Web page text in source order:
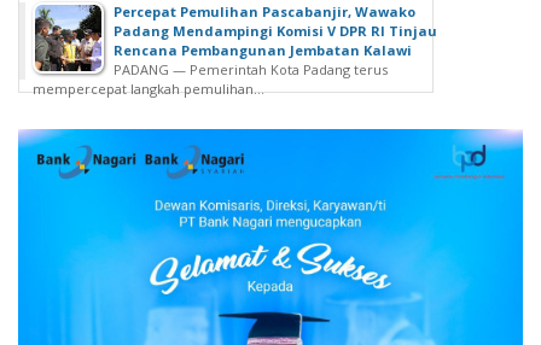
Percepat Pemulihan Pascabanjir, Wawako
Padang Mendampingi Komisi V DPR RI Tinjau
Rencana Pembangunan Jembatan Kalawi
PADANG — Pemerintah Kota Padang terus
mempercepat langkah pemulihan...